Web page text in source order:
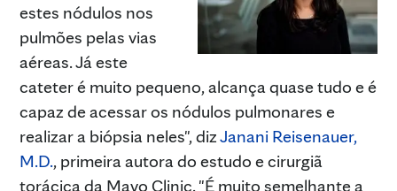
estes nódulos nos
pulmões pelas vias
aéreas. Já este
cateter é muito pequeno, alcança quase tudo e é
capaz de acessar os nódulos pulmonares e
realizar a biópsia neles", dizJanani Reisenauer,
M.D., primeira autora do estudo e cirurgiã
torácica da Mayo Clinic. "É muito semelhante a